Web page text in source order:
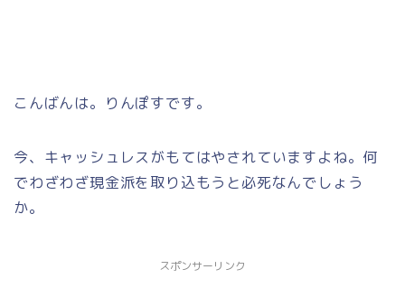
こんばんは。りんぽすです。
今、キャッシュレスがもてはやされていますよね。何
でわざわざ現金派を取り込もうと必死なんでしょう
か。
スポンサーリンク